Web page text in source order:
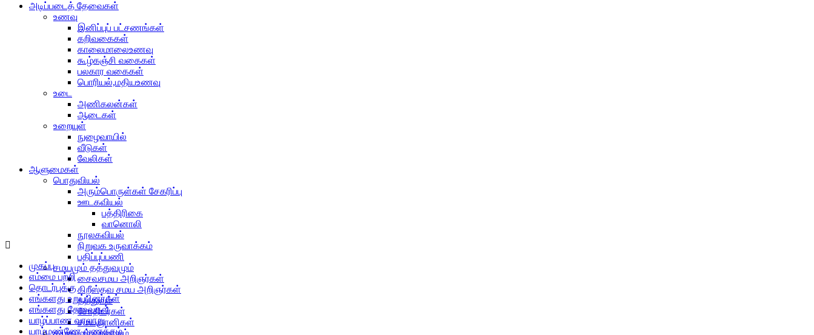
அடிப்படைத் தேவைகள்
உணவு
இனிப்புப் பட்சணங்கள்
கறிவகைகள்
காலைமாலைஉணவு
கூழ்கஞ்சி வகைகள்
பலகார வகைகள்
பொரியல்,மதியஉணவு
உடை
அணிகலன்கள்
ஆடைகள்
உறையுள்
நுழைவாயில்
வீடுகள்
வேலிகள்
ஆளுமைகள்
பொதுவியல்
அரும்பொருள்கள் சேகரிப்பு
ஊடகவியல்
பத்திரிகை
வானொலி
நூலகவியல்
நிறுவக உருவாக்கம்
பதிப்புப்பணி
சமயமும் தத்துவமும்
சைவசமய அறிஞர்கள்
கிறீஸ்தவ சமய அறிஞர்கள்
தத்துவம்
சோதிடர்கள்
சமயஞானிகள்
சமூகமும் வரலாறும்
Menu
முகப்பு
எம்மை பற்றி
தொடர்புக்கு
எங்களது உறுப்பினர்கள்
எங்களது தேவைகள்
யாழ்ப்பாண வரலாறு
யாழ்மண்ணே வணக்கம்